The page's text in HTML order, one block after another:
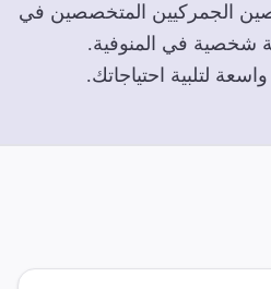
الجمركيين المتخصصين في
شخصية في المنوفية.
لتلبية احتياجاتك.